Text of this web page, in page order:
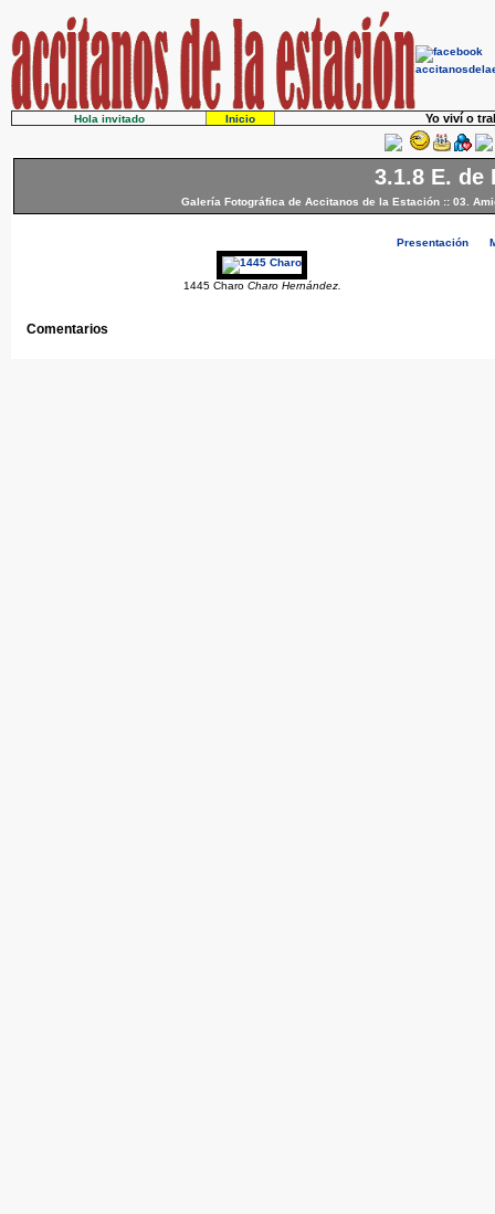
Hola invitado Inicio Yo viví o
3.1.8 E. de
Galería Fotográfica de Accitanos de la Estación:: 03.
Presentación
1445 Charo Charo Hernández.
Comentarios